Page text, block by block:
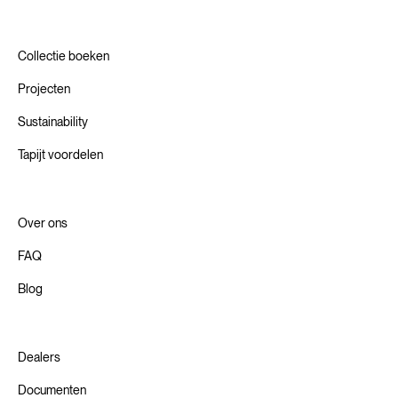
Collectie boeken
Projecten
Sustainability
Tapijt voordelen
Over ons
FAQ
Blog
Dealers
Documenten